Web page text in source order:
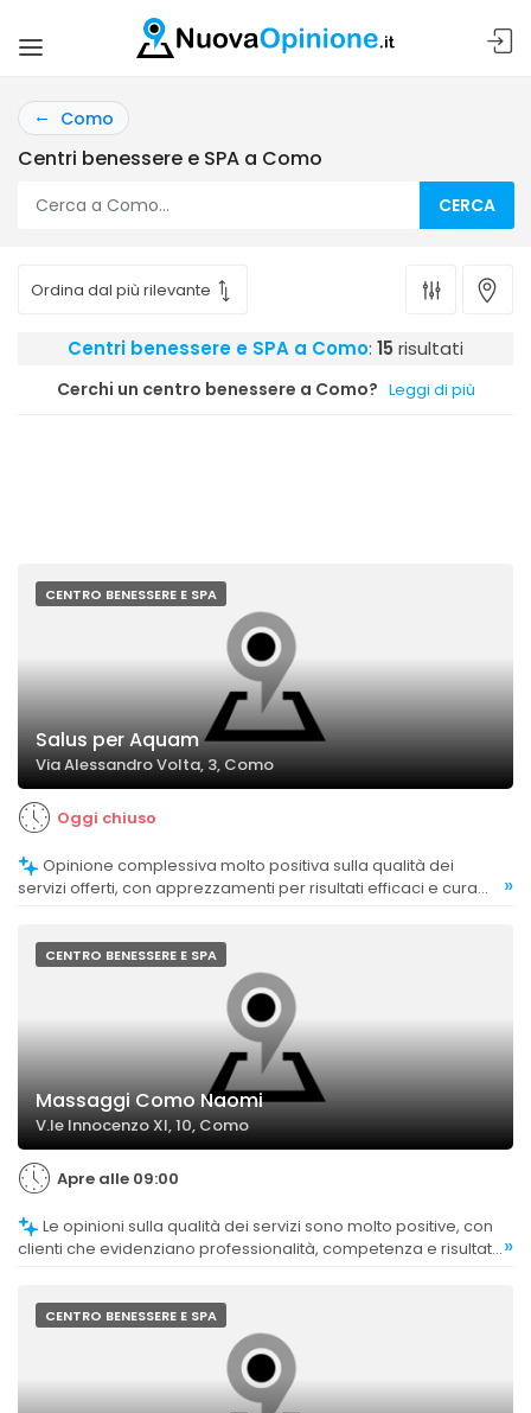
Como
Centri benessere e SPA a Como
CERCA
Centri benessere e SPA a Como: 15 risultati
Cerchi un centro benessere a Como? Leggi di più
CENTRO BENESSERE E SPA
Salus per Aquam
Via Alessandro Volta, 3, Como
Oggi chiuso
servizi offerti, con apprezzamenti per risultati efficaci e cura
»
CENTRO BENESSERE E SPA
Massaggi Como Naomi
V.le Innocenzo XI, 10, Como
Apre alle 09:00
clienti che evidenziano professionalità, competenza e risultati »
CENTRO BENESSERE E SPA